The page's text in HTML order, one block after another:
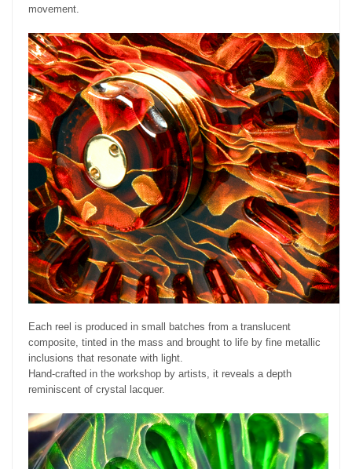
movement.
Each reel is produced in small batches from a translucent
composite, tinted in the mass and brought to life by fine metallic
inclusions that resonate with light.
Hand-crafted in the workshop by artists, it reveals a depth
reminiscent of crystal lacquer.